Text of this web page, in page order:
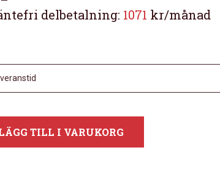
delbetalning: 1071 kr/månad
TILL I VARUKORG